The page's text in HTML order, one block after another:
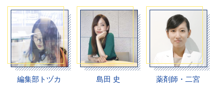
編集部トヅカ 島田 史 薬剤師・二宮